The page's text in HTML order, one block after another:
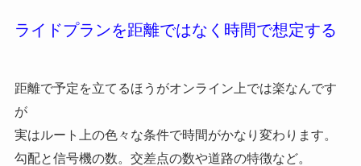
ライドプランを距離ではなく時間で想定する
距離で予定を立てるほうがオンライン上では楽なんです
が
実はルート上の色々な条件で時間がかなり変わります。
勾配と信号機の数。交差点の数や道路の特徴など。